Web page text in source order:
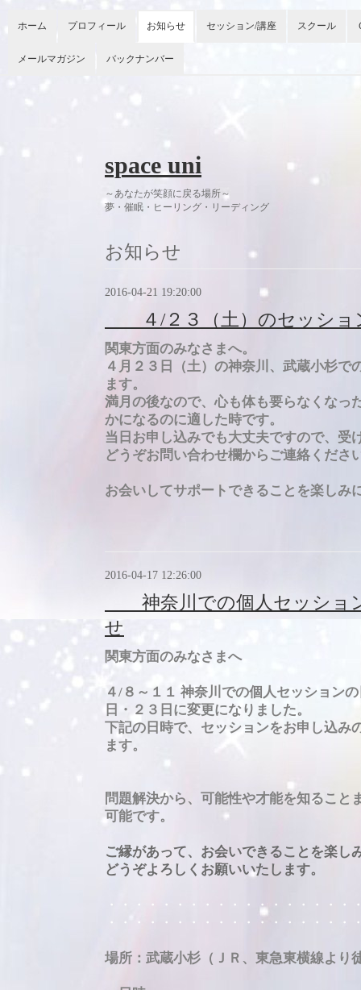
ホーム プロフィール お知らせ セッション/講座 スクール
メールマガジン バックナンバー
space uni
～あなたが笑顔に戻る場所～
夢・催眠・ヒーリング・リーディング 今
お知らせ
2016-04-21 19:20:00
４/２３（土）のセッショ
関東方面のみなさまへ。
４月２３日（土）の神奈川、武蔵小杉で
ます。
満月の後なので、心も体も要らなくなっ
かになるのに適した時です。
当日お申し込みでも大丈夫ですので、 受
どうぞお問い合わせ欄からご連絡くださ
お会いしてサポートできることを楽しみ
2016-04-17 12:26:00
神奈川での個人セッショ
せ
関東方面のみなさまへ
４/８～１１ 神奈川での個人セッション
日・２３日に変更になりました。
下記の日時で、セッションをお申し込み
ます。
問題解決から、可能性や才能を知ること
可能です。
ご縁があって、お会いできることを楽し
どうぞよろしくお願いいたします。
・・・・・・・・・・・・・・・・・・
・・・・・・・・・・・・・・・・・・
場所：武蔵小杉（ＪＲ、東急東横線より